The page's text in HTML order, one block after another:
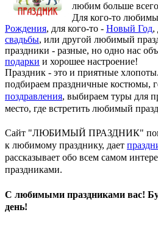
любим больше
Для кого-то
Рождения, для кого-то - Новый Год,
свадьбы, или другой любимый
праздники - разные, но одно нас
подарки и хорошее настроение!
Праздник - это и приятные
подбираем праздничные костюмы,
поздравления, выбираем туры для
место, где встретить любимый
Сайт "ЛЮБИМЫЙ ПРАЗДНИК"
к любимому празднику, дает
рассказывает обо всем самом
праздниками.
С любимыми праздниками вас!
день!